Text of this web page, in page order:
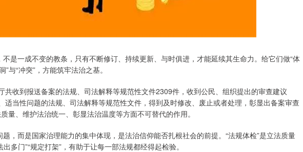
是一成不变的教条，只有不断修订、持续更新、与时俱进，才能延续其生命力。给它们做“体
”与“冲突”，方能筑牢法治之基。
共收到报送备案的法规、司法解释等规范性文件2309件，收到公民、组织提出的审查建议
适当性问题的法规、司法解释等规范性文件，得到及时修改、废止或者处理，彰显出备案审查
量、维护法治统一、彰显法治温度等方面不可替代的作用。
，而是国家治理能力的集中体现，是法治信仰能否扎根社会的前提。“法规体检”是立法质量
多门”“规定打架”，有助于让每一部法规都经得起检验。